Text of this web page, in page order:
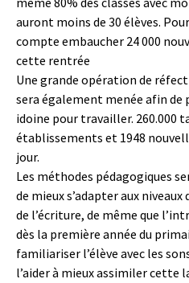
auront moins de 30 élèves.
compte embaucher 24 000
cette rentrée
Une grande opération de
sera également menée afin de
idoine pour travailler. 260.000
établissements et 1948
jour.
Les méthodes pédagogiques
de mieux s’adapter aux
de l’écriture, de même que
dès la première année du
familiariser l’élève avec les
l’aider à mieux assimiler cette